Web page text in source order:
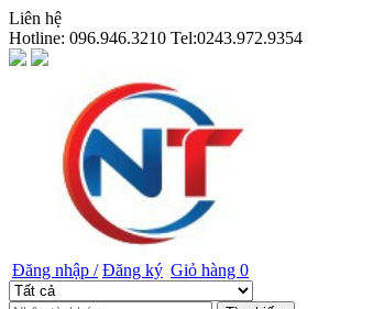
Liên hệ
Hotline: 096.946.3210 Tel:0243.972.9354
Đăng nhập / Đăng ký Giỏ hàng 0